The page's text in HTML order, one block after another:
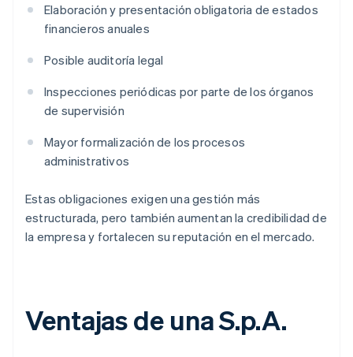
Elaboración y presentación obligatoria de estados
financieros anuales
Posible auditoría legal
Inspecciones periódicas por parte de los órganos
de supervisión
Mayor formalización de los procesos
administrativos
Estas obligaciones exigen una gestión más
estructurada, pero también aumentan la credibilidad de
la empresa y fortalecen su reputación en el mercado.
Ventajas de una S.p.A.